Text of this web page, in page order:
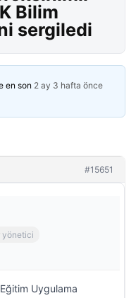
Bilim
sergiledi
en son 2 ay 3 hafta önce
#15651
yönetici
Uygulama